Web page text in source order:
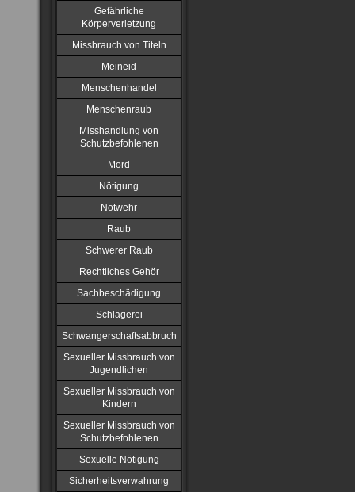
Gefährliche
Körperverletzung
Missbrauch von Titeln
Meineid
Menschenhandel
Menschenraub
Misshandlung von
Schutzbefohlenen
Mord
Nötigung
Notwehr
Raub
Schwerer Raub
Rechtliches Gehör
Sachbeschädigung
Schlägerei
Schwangerschaftsabbruch
Sexueller Missbrauch von
Jugendlichen
Sexueller Missbrauch von
Kindern
Sexueller Missbrauch von
Schutzbefohlenen
Sexuelle Nötigung
Sicherheitsverwahrung